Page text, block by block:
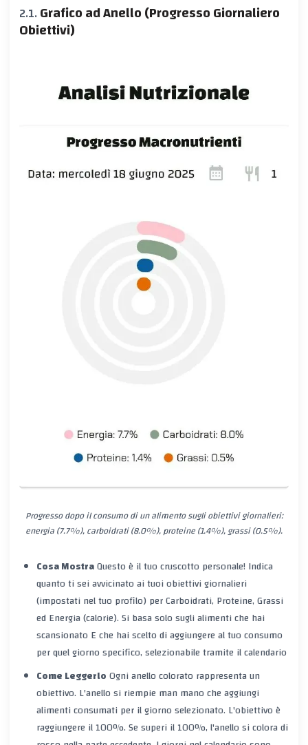
Grafico ad Anello (Progresso Giornaliero
Obiettivi)
Progresso dopo il consumo di un alimento sugli obiettivi giornalieri:
energia (7.7%), carboidrati (8.0%), proteine (1.4%), grassi (0.5%).
Cosa MostraQuesto è il tuo cruscotto personale! Indica
quanto ti sei avvicinato ai tuoiobiettivi giornalieri
(impostati nel tuo profilo) per Carboidrati, Proteine, Grassi
ed Energia (calorie). Si basasolo sugli alimenti che hai
scansionato E che hai scelto di aggiungere al tuo consumo
per quel giorno specifico, selezionabile tramite il calendario
Come LeggerloOgni anello colorato rappresenta un
obiettivo. L'anello si riempie man mano che aggiungi
alimenti consumati per il giorno selezionato. L'obiettivo è
raggiungere il 100%. Se superi il 100%, l'anello si colora di